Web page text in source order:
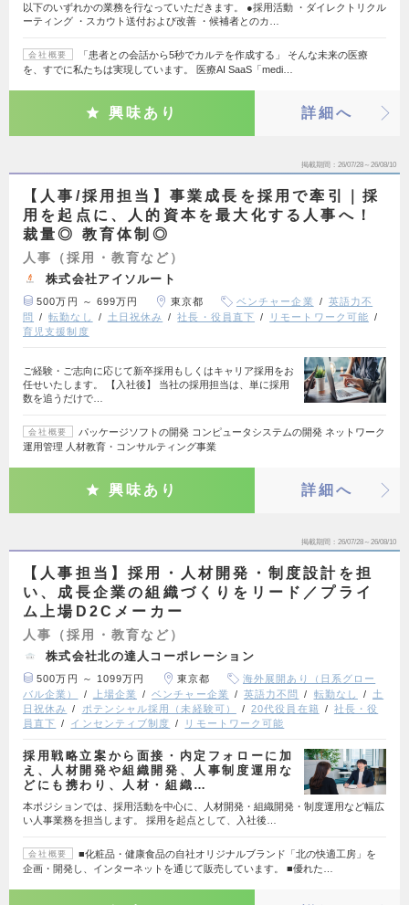
以下のいずれかの業務を行なっていただきます。 ●採用活動 ・ダイレクトリクル
ーティング ・スカウト送付および改善 ・候補者とのカ…
会社概要
「患者との会話から5秒でカルテを作成する」 そんな未来の医療
を、すでに私たちは実現しています。 医療AI SaaS「medi…
興味あり 詳細へ
掲載期間 26/07/28～26/08/10
【人事/採用担当】事業成長を採用で牽引｜採
用を起点に、人的資本を最大化する人事へ！
裁量◎ 教育体制◎
人事（採用・教育など）
株式会社アイソルート
500万円 ～ 699万円 東京都 ベンチャー企業
英語力不
問
転勤なし 土日祝休み 社長・役員直下
リモートワーク可能
育児支援制度
ご経験・ご志向に応じて新卒採用もしくはキャリア採用をお
任せいたします。 【入社後】 当社の採用担当は、単に採用
数を追うだけで…
会社概要
パッケージソフトの開発 コンピュータシステムの開発 ネットワーク
運用管理 人材教育・コンサルティング事業
興味あり 詳細へ
掲載期間 26/07/28～26/08/10
【人事担当】採用・人材開発・制度設計を担
い、成長企業の組織づくりをリード／プライ
ム上場D2Cメーカー
人事（採用・教育など）
株式会社北の達人コーポレーション
500万円 ～ 1099万円 東京都
海外展開あり（日系グロー
バル企業）
上場企業 ベンチャー企業 英語力不問 転勤なし
土
日祝休み
ポテンシャル採用（未経験可） 20代役員在籍
社長・役
員直下
インセンティブ制度 リモートワーク可能
採用戦略立案から面接・内定フォローに加
え、人材開発や組織開発、人事制度運用な
どにも携わり、人材・組織…
本ポジションでは、採用活動を中心に、人材開発・組織開発・制度運用など幅広
い人事業務を担当します。 採用を起点として、入社後…
会社概要
■化粧品・健康食品の自社オリジナルブランド「北の快適工房」を
企画・開発し、インターネットを通じて販売しています。 ■優れた…